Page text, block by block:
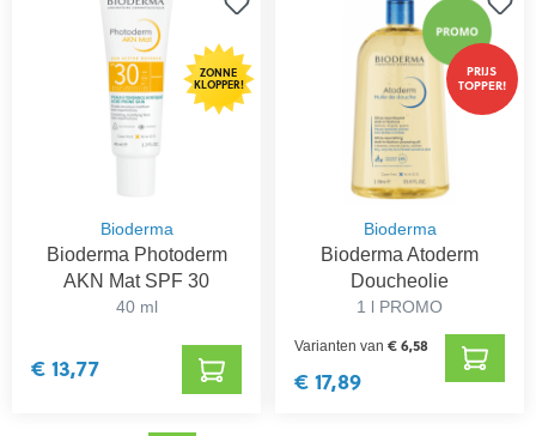
ZONNE
KLOPPER!
Bioderma
Bioderma Photoderm
AKN Mat SPF 30
40 ml
€ 13,77
PRIJS
TOPPER!
Bioderma
Bioderma Atoderm
Doucheolie
1 l PROMO
Varianten van€ 6,58
€ 17,89